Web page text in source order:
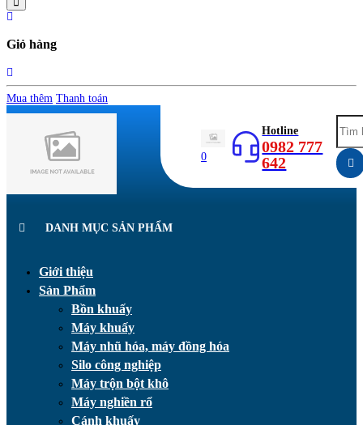
Giỏ hàng
Mua thêm Thanh toán
0
Hotline
0982 777
642
DANH MỤC SẢN PHẨM
Giới thiệu
Sản Phẩm
Bồn khuấy
Máy khuấy
Máy nhũ hóa, máy đồng hóa
Silo công nghiệp
Máy trộn bột khô
Máy nghiền rổ
Cánh khuấy